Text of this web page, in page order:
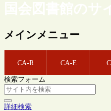
国会図書館のサ
メインメニュー
CA-R CA-E
検索フォーム
詳細検索